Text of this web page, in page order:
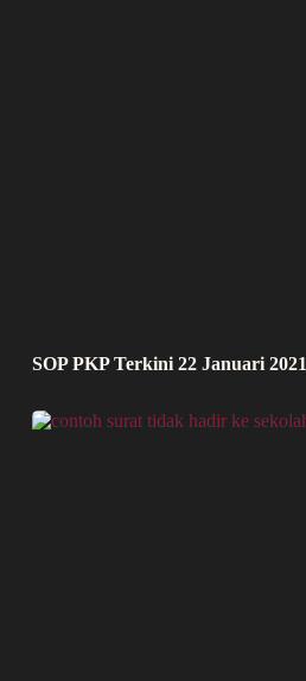
SOP PKP Terkini 22 Januari 2021